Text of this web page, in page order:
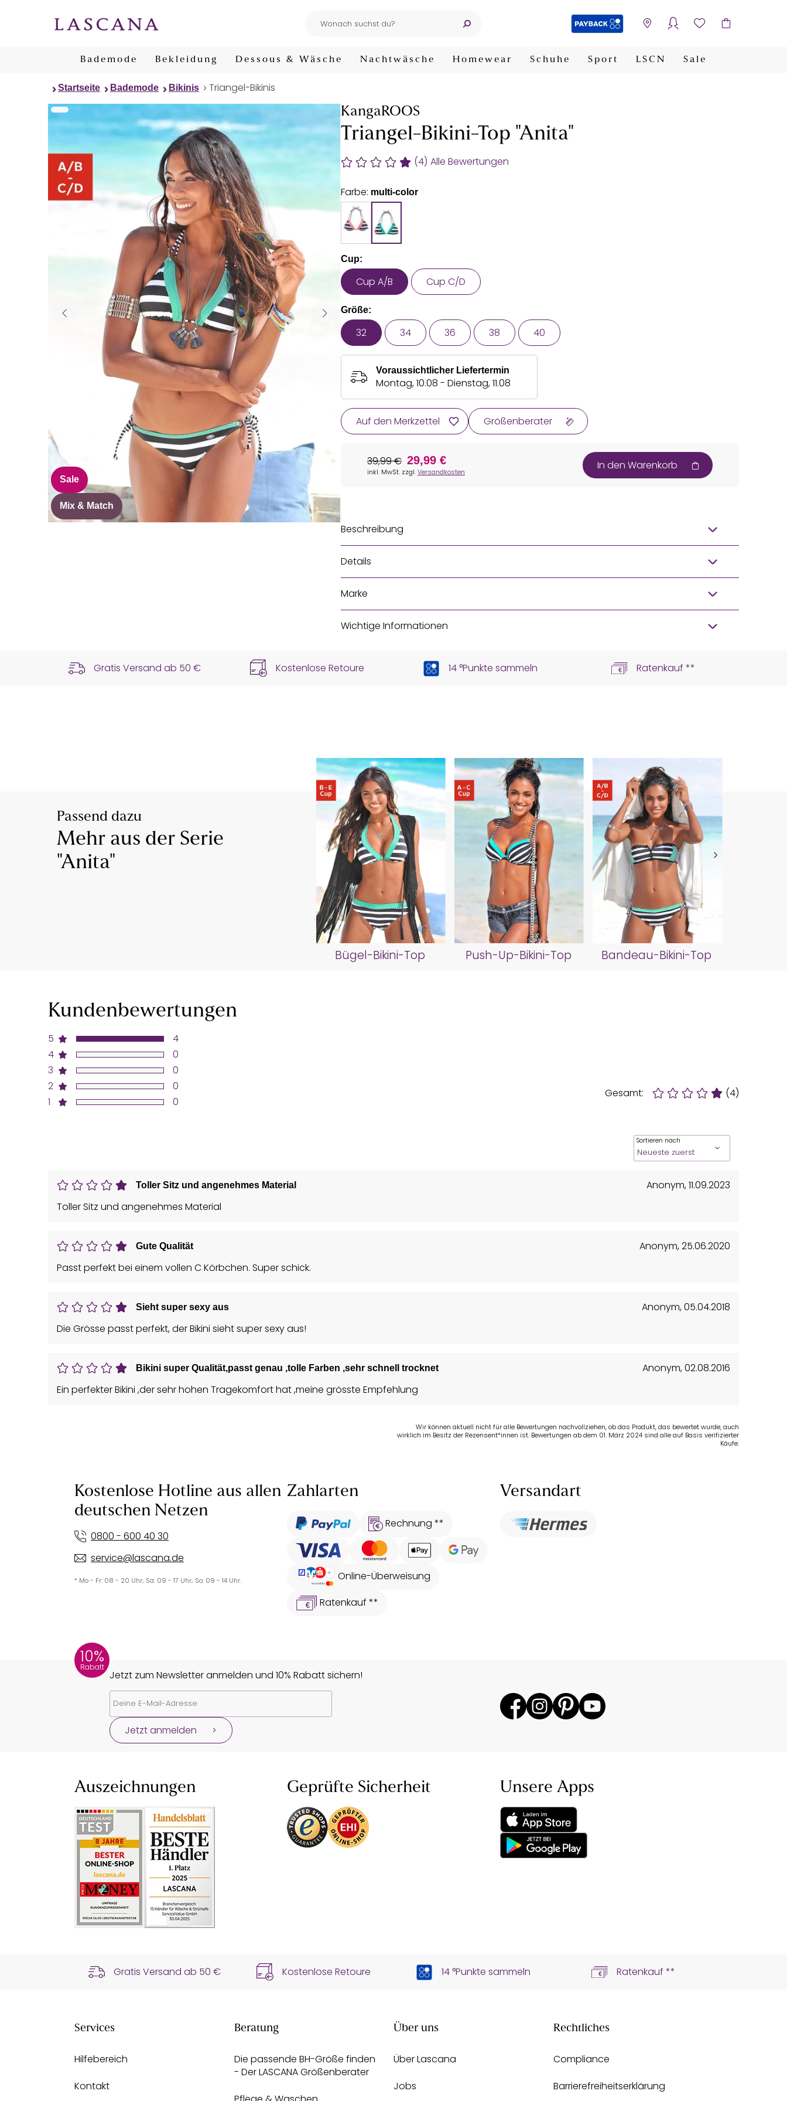
Bademode Bekleidung Dessous & Wäsche Nachtwäsche Homewear Schuhe Sport LSCN Sale
Startseite Bademode Bikinis Triangel-Bikinis
Sale
Mix & Match
KangaROOS
Triangel-Bikini-Top "Anita"
(4) Alle Bewertungen
Farbe: multi-color
Cup:
Cup A/B Cup C/D
Größe:
32 34 36 38 40
Voraussichtlicher Liefertermin
Montag, 10.08 - Dienstag, 11.08
Auf den Merkzettel Größenberater
39,99 € 29,99 €
inkl. MwSt. zzgl.Versandkosten In den Warenkorb
Beschreibung
Details
Marke
Wichtige Informationen
Gratis Versand ab 50 € Kostenlose Retoure 14 °Punkte sammeln Ratenkauf **
Passend dazu
Mehr aus der Serie
"Anita"
Bügel-Bikini-Top Push-Up-Bikini-Top Bandeau-Bikini-Top
Kundenbewertungen
5
4
3
2
1
4
0
0
0
0
Gesamt: (4)
Sortieren nach
Toller Sitz und angenehmes Material Anonym,11.09.2023
Toller Sitz und angenehmes Material
Gute Qualität Anonym,25.06.2020
Passt perfekt bei einem vollen C Körbchen. Super schick.
Sieht super sexy aus Anonym,05.04.2018
Die Grösse passt perfekt, der Bikini sieht super sexy aus!
Bikini super Qualität,passt genau ,tolle Farben ,sehr schnell trocknet Anonym,02.08.2016
Ein perfekter Bikini ,der sehr hohen Tragekomfort hat ,meine grösste Empfehlung
Wir können aktuell nicht für alle Bewertungen nachvollziehen, ob das Produkt, das bewertet wurde, auch
wirklich im Besitz der Rezensent*innen ist. Bewertungen ab dem 01. März 2024 sind alle auf Basis verifizierter
Käufe.
Kostenlose Hotline aus allen
deutschen Netzen
0800 - 600 40 30
service@lascana.de
* Mo - Fr: 08 - 20 Uhr; Sa: 09 - 17 Uhr; So: 09 - 14 Uhr.
Zahlarten
Rechnung **
Online-Überweisung
Ratenkauf **
Versandart
10%
Rabatt
Jetzt zum Newsletter anmelden und 10% Rabatt sichern!
Jetzt anmelden
Auszeichnungen Geprüfte Sicherheit Unsere Apps
Gratis Versand ab 50 € Kostenlose Retoure 14 °Punkte sammeln Ratenkauf **
Services
Hilfebereich
Kontakt
Beratung
Die passende BH-Größe finden
- Der LASCANA Größenberater
Über uns
Über Lascana
Jobs
Rechtliches
Compliance
Barrierefreiheitserklärung